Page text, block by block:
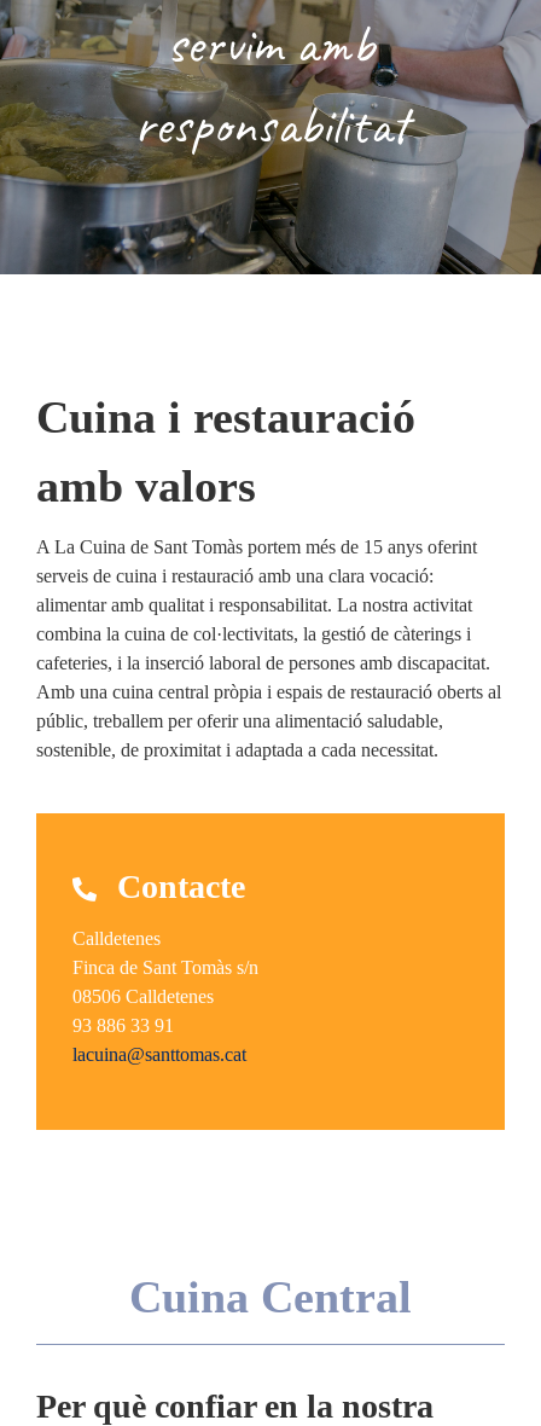
Notícies
servim amb
responsabilitat
Cuina i restauració
amb valors
A La Cuina de Sant Tomàs portem més de 15 anys oferint
serveis de cuina i restauració amb una clara vocació:
alimentar amb qualitat i responsabilitat. La nostra activitat
combina la cuina de col·lectivitats, la gestió de càterings i
cafeteries, i la inserció laboral de persones amb discapacitat.
Amb una cuina central pròpia i espais de restauració oberts al
públic, treballem per oferir una alimentació saludable,
sostenible, de proximitat i adaptada a cada necessitat.
Contacte
Calldetenes
Finca de Sant Tomàs s/n
08506 Calldetenes
93 886 33 91
lacuina@santtomas.cat
Cuina Central
Per què confiar en la nostra